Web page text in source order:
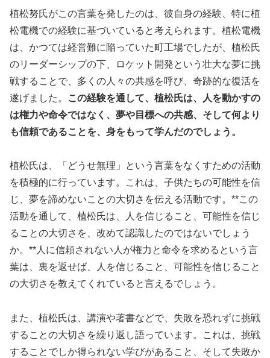
植松努氏がこの言葉を発したのは、彼自身の経験、特に植
松電機での経験に基づいていると考えられます。植松電機
は、かつては経営難に陥っていた町工場でしたが、植松氏
のリーダーシップの下、ロケット開発という壮大な夢に挑
戦することで、多くの人々の共感を呼び、奇跡的な復活を
遂げました。
この経験を通して、植松氏は、人を動かすの
は権力や命令ではなく、夢や目標への共感、そして何より
も信頼であることを、身をもって学んだのでしょう。
植松氏は、「どうせ無理」という言葉をなくすための活動
を積極的に行っています。これは、子供たちの可能性を信
じ、夢を諦めないことの大切さを伝える活動です。**この
活動を通して、植松氏は、人を信じること、可能性を信じ
ることの大切さを、改めて認識したのではないでしょう
か。**人に信頼されない人が権力と命令を求めるという言
葉は、裏を返せば、人を信じること、可能性を信じること
の大切さを教えてくれていると言えるでしょう。
また、植松氏は、講演や著書などで、失敗を恐れずに挑戦
することの大切さを繰り返し語っています。これは、挑戦
することでしか得られない学びがあること、そして失敗か